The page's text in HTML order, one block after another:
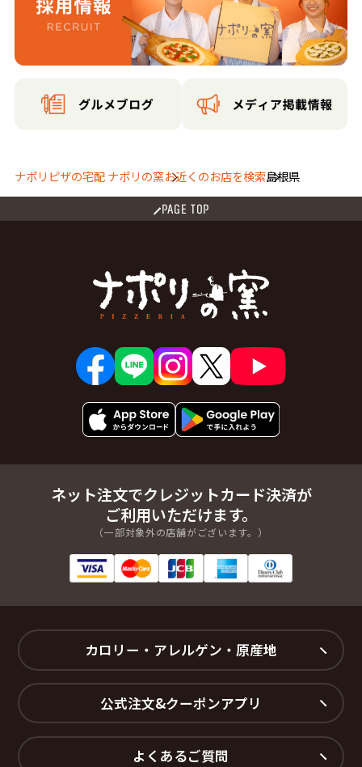
ナポリピザの宅配 ナポリの窯お近くのお店を検索島根県
PAGE TOP
ネット注文でクレジットカード決済が
ご利用いただけます。
（一部対象外の店舗がございます。）
カロリー・アレルゲン・原産地
公式注文&クーポンアプリ
よくあるご質問